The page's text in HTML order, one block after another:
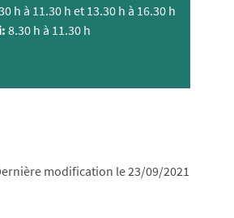
h à 11.30 h et 13.30 h à 16.30 h
8.30 h à 11.30 h
modification le 23/09/2021